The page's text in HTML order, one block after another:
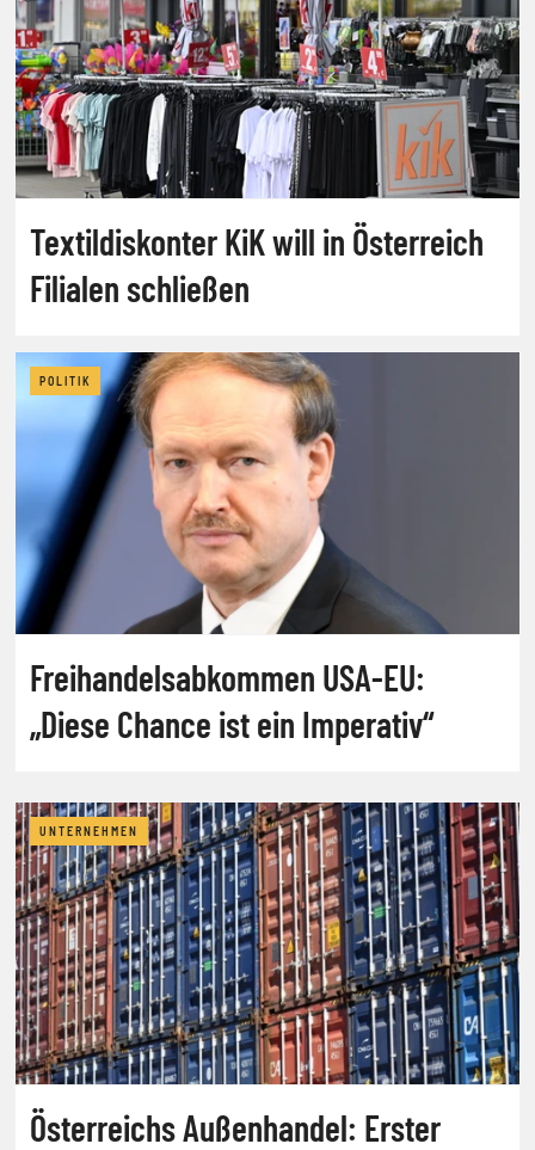
Textildiskonter KiK will in Österreich
Filialen schließen
POLITIK
Freihandelsabkommen USA-EU:
„Diese Chance ist ein Imperativ“
UNTERNEHMEN
Österreichs Außenhandel: Erster